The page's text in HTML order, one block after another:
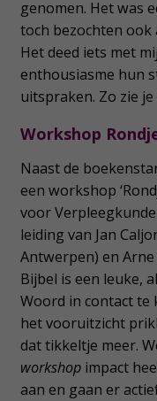
genomen. Het was
toch bezochten ook
Het deed iets met
enthousiasme hun
uitspraken. Zo zie
Workshop
Naast de
een workshop
voor
leiding van Jan
Antwerpen) en Arne
Bijbel is een leuke,
Woord in contact te
het vooruitzicht
dat tikkeltje meer.
workshopimpact
aan en gaan er